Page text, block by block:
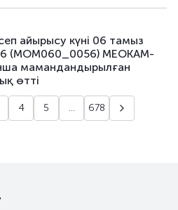
айырысу күні 06 тамыз
(MOM060_0056) МЕОКАМ-
мамандандырылған
өтті
4 5 ... 678